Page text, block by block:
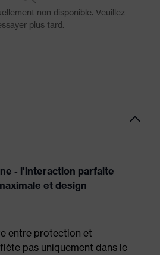
- l'interaction parfaite
et design
entre protection et
pas uniquement dans le